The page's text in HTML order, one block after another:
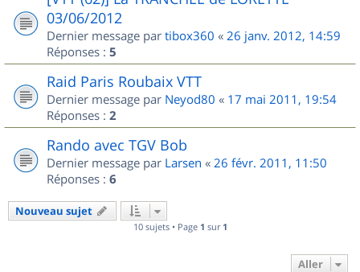
03/06/2012
Dernier message par tibox360 « 26 janv. 2012, 14:59
Réponses : 5
Raid Paris Roubaix VTT
Dernier message par Neyod80 « 17 mai 2011, 19:54
Réponses : 2
Rando avec TGV Bob
Dernier message par Larsen « 26 févr. 2011, 11:50
Réponses : 6
Nouveau sujet
10 sujets • Page 1 sur 1
Aller